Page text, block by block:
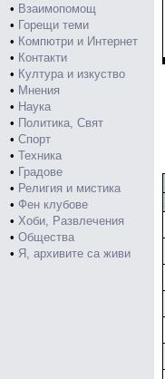
• Взаимопомощ
• Горещи теми
• Компютри и Интернет
• Контакти
• Култура и изкуство
• Мнения
• Наука
• Политика, Свят
• Спорт
• Техника
• Градове
• Религия и мистика
• Фен клубове
• Хоби, Развлечения
• Общества
• Я, архивите са живи